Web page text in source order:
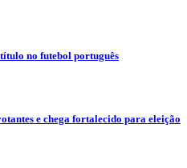
no futebol português
e chega fortalecido para eleição